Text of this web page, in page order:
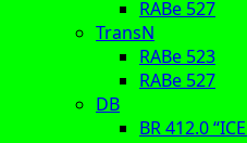
RABe 527
TransN
RABe 523
RABe 527
DB
BR 412.0